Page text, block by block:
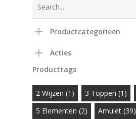
Productcategorieën
Acties
Producttags
2 Wijzen (1) 3 Toppen (1)
5 Elementen (2) Amulet (39)